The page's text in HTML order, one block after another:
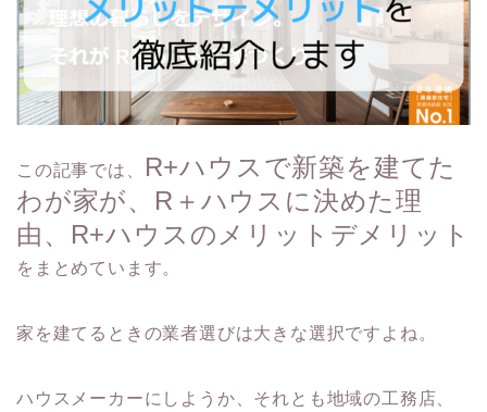
この記事では、
R+ハウスで新築を建てた
わが家が、R＋ハウスに決めた理
由、R+ハウスのメリットデメリット
をまとめています。
家を建てるときの業者選びは大きな選択ですよね。
ハウスメーカーにしようか、それとも地域の工務店、